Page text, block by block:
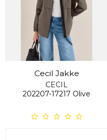
Cecil Jakke
CECIL
202207-17217 Olive